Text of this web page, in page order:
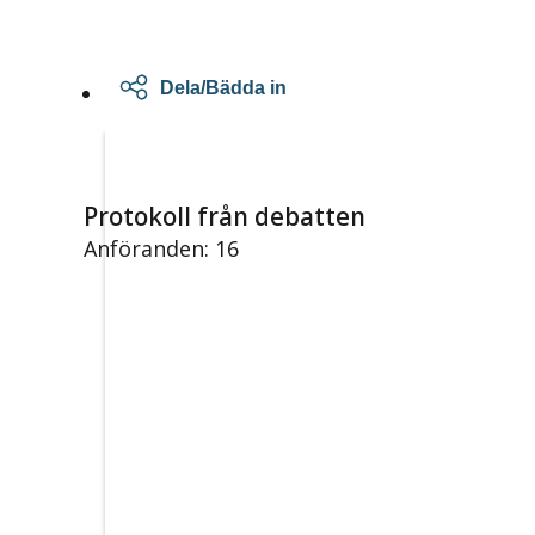
Dela/Bädda in
Protokoll från debatten
Anföranden: 16